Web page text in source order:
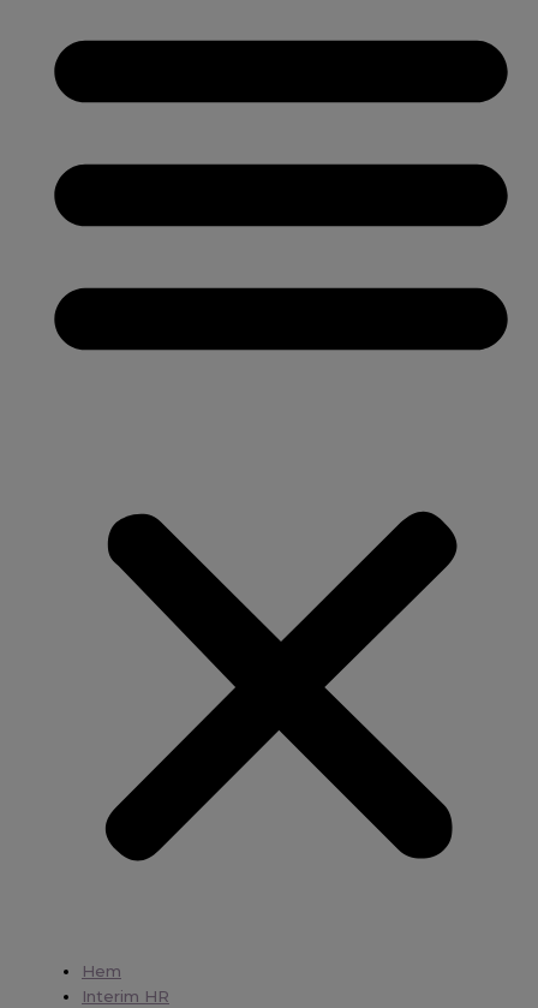
Hem
Interim HR